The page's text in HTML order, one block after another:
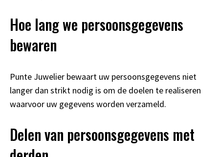
Hoe lang we persoonsgegevens
bewaren
Punte Juwelier bewaart uw persoonsgegevens niet
langer dan strikt nodig is om de doelen te realiseren
waarvoor uw gegevens worden verzameld.
Delen van persoonsgegevens met